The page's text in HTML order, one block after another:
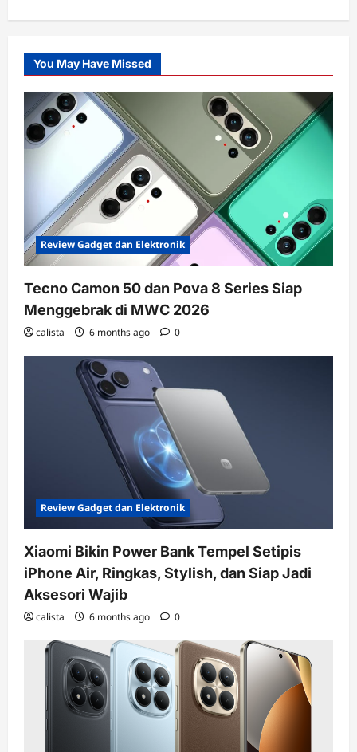
You May Have Missed
Review Gadget dan Elektronik
Tecno Camon 50 dan Pova 8 Series Siap
Menggebrak di MWC 2026
calista 6 months ago 0
Review Gadget dan Elektronik
Xiaomi Bikin Power Bank Tempel Setipis
iPhone Air, Ringkas, Stylish, dan Siap Jadi
Aksesori Wajib
calista 6 months ago 0